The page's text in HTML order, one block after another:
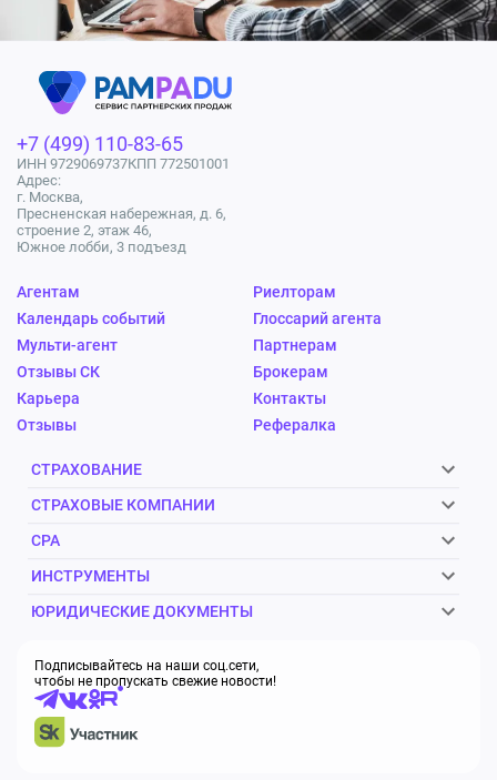
+7 (499) 110-83-65
ИНН 9729069737КПП 772501001
Адрес:
г. Москва,
Пресненская набережная, д. 6,
строение 2, этаж 46,
Южное лобби, 3 подъезд
Агентам
Риелторам
Календарь событий
Глоссарий агента
Мульти-агент
Партнерам
Отзывы СК
Брокерам
Карьера
Контакты
Отзывы
Рефералка
СТРАХОВАНИЕ
СТРАХОВЫЕ КОМПАНИИ
CPA
ИНСТРУМЕНТЫ
ЮРИДИЧЕСКИЕ ДОКУМЕНТЫ
Подписывайтесь на наши соц.сети,
чтобы не пропускать свежие новости!